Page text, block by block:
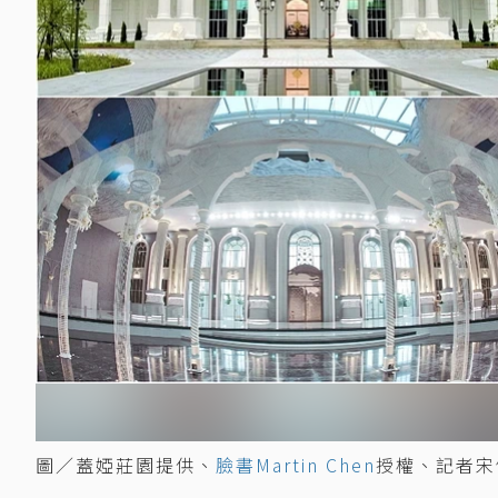
圖／蓋婭莊園提供、 臉書Martin Chen授權、記者